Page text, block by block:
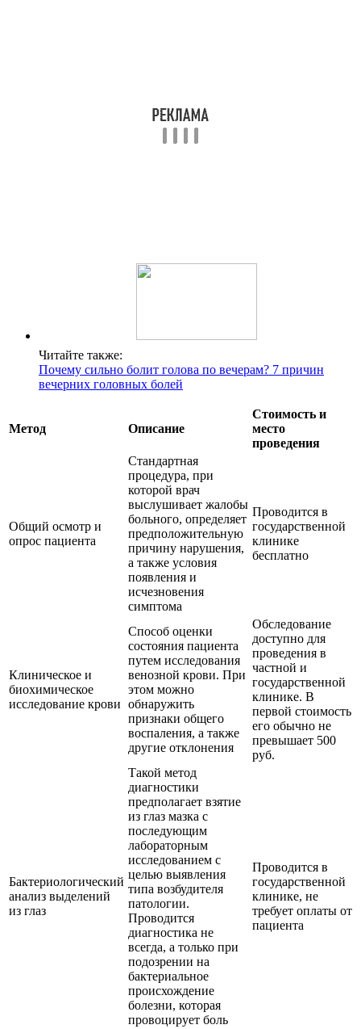
Читайте также:
Почему сильно болит голова по вечерам? 7 причин
вечерних головных болей
Метод Описание
Стоимость и
место
проведения
Общий осмотр и
опрос пациента
Стандартная
процедура, при
которой врач
выслушивает жалобы
больного, определяет
предположительную
причину нарушения,
а также условия
появления и
исчезновения
симптома
Проводится в
государственной
клинике
бесплатно
Клиническое и
биохимическое
исследование крови
Способ оценки
состояния пациента
путем исследования
венозной крови. При
этом можно
обнаружить
признаки общего
воспаления, а также
другие отклонения
Обследование
доступно для
проведения в
частной и
государственной
клинике. В
первой стоимость
его обычно не
превышает 500
руб.
Бактериологический
анализ выделений
из глаз
Такой метод
диагностики
предполагает взятие
из глаз мазка с
последующим
лабораторным
исследованием с
целью выявления
типа возбудителя
патологии.
Проводится
диагностика не
всегда, а только при
подозрении на
бактериальное
происхождение
болезни, которая
провоцирует боль
Проводится в
государственной
клинике, не
требует оплаты от
пациента